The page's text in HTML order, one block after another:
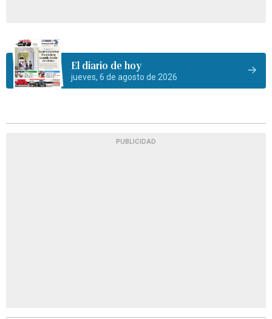
El diario de hoy
jueves, 6 de agosto de 2026
PUBLICIDAD